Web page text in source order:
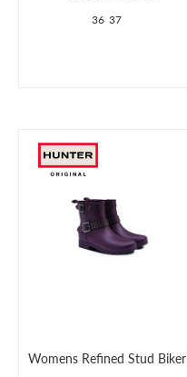
36 37
Womens Refined Stud Biker